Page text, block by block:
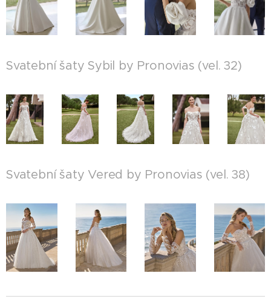
Svatební šaty Sybil by Pronovias (vel. 32)
Svatební šaty Vered by Pronovias (vel. 38)